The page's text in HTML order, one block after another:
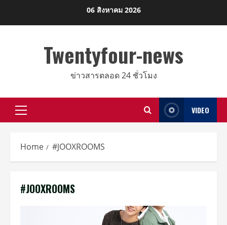
06 สิงหาคม 2026
Twentyfour-news
ข่าวสารตลอด 24 ชั่วโมง
Primary
VIDEO
Home #JOOXROOMS
#JOOXROOMS